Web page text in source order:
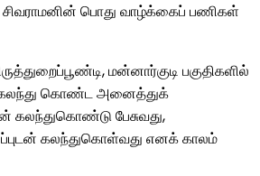
சிவராமனின் பொது வாழ்க்கைப் பணிகள்
மன்னார்குடி பகுதிகளில்
கலந்து கொண்ட அனைத்துக்
கலந்துகொண்டு பேசுவது,
கலந்துகொள்வது எனக் காலம்